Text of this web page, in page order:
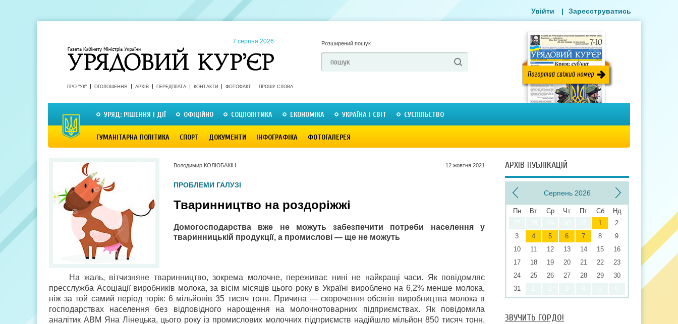
7 серпня 2026 Розширений пошук
ПРО "УК" ОГОЛОШЕННЯ АРХІВ ПЕРЕДПЛАТА КОНТАКТИ ФОТОФАКТ ПРОШУ СЛОВА
УРЯД: РІШЕННЯ І ДІЇ ОФІЦІЙНО СОЦПОЛІТИКА ЕКОНОМІКА УКРАЇНА І СВІТ СУСПІЛЬСТВО
ГУМАНІТАРНА ПОЛІТИКА СПОРТ ДОКУМЕНТИ ІНФОГРАФІКА ФОТОГАЛЕРЕЯ
Увійти | Зареєструватись
Володимир КОЛЮБАКІН 12 жовтня 2021
ПРОБЛЕМИ ГАЛУЗІ
Тваринництво на роздоріжжі
Домогосподарства вже не можуть забезпечити потреби населення у
тваринницькій продукції, а промислові — ще не можуть
На жаль, вітчизняне тваринництво, зокрема молочне, переживає нині не найкращі часи. Як повідомляє
пресслужба Асоціації виробників молока, за вісім місяців цього року в Україні вироблено на 6,2% менше молока,
ніж за той самий період торік: 6 мільйонів 35 тисяч тонн. Причина — скорочення обсягів виробництва молока в
господарствах населення без відповідного нарощення на молочнотоварних підприємствах. Як повідомила
аналітик АВМ Яна Лінецька, цього року із промислових молочних підприємств надійшло мільйон 850 тисяч тонн,
АРХІВ ПУБЛІКАЦІЙ
Серпень 2026
Пн Вт Ср Чт Пт Сб
Нд
1
2
3
4 5 6 7 8
9
10
11 12 13 14 15
16
17
18 19 20 21 22
23
24
25 26 27 28 29
30
31
ЗВУЧИТЬ ГОРДО!